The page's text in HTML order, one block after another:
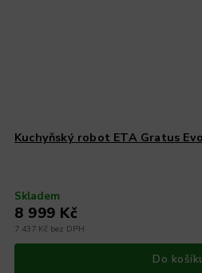
Kuchyňský robot ETA Gratus
Skladem
7 437 Kč bez DPH
8 999 Kč
Do